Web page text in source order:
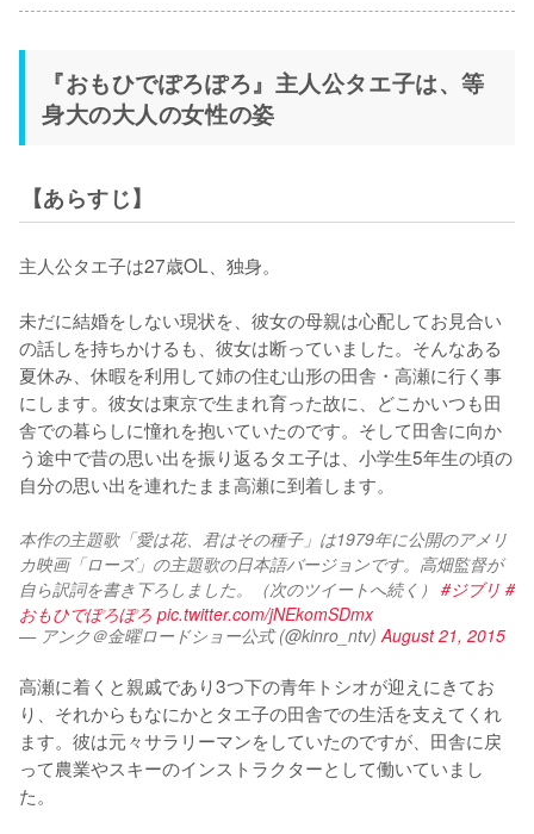
『おもひでぽろぽろ』主人公タエ子は、等
身大の大人の女性の姿
【あらすじ】
主人公タエ子は27歳OL、独身。
未だに結婚をしない現状を、彼女の母親は心配してお見合い
の話しを持ちかけるも、彼女は断っていました。そんなある
夏休み、休暇を利用して姉の住む山形の田舎・高瀬に行く事
にします。彼女は東京で生まれ育った故に、どこかいつも田
舎での暮らしに憧れを抱いていたのです。そして田舎に向か
う途中で昔の思い出を振り返るタエ子は、小学生5年生の頃の
自分の思い出を連れたまま高瀬に到着します。
本作の主題歌「愛は花、君はその種子」は1979年に公開のアメリ
カ映画「ローズ」の主題歌の日本語バージョンです。高畑監督が
自ら訳詞を書き下ろしました。（次のツイートへ続く） #ジブリ #
おもひでぽろぽろ pic.twitter.com/jNEkomSDmx
— アンク＠金曜ロードショー公式 (@kinro_ntv) August 21, 2015
高瀬に着くと親戚であり3つ下の青年トシオが迎えにきてお
り、それからもなにかとタエ子の田舎での生活を支えてくれ
ます。彼は元々サラリーマンをしていたのですが、田舎に戻
って農業やスキーのインストラクターとして働いていまし
た。